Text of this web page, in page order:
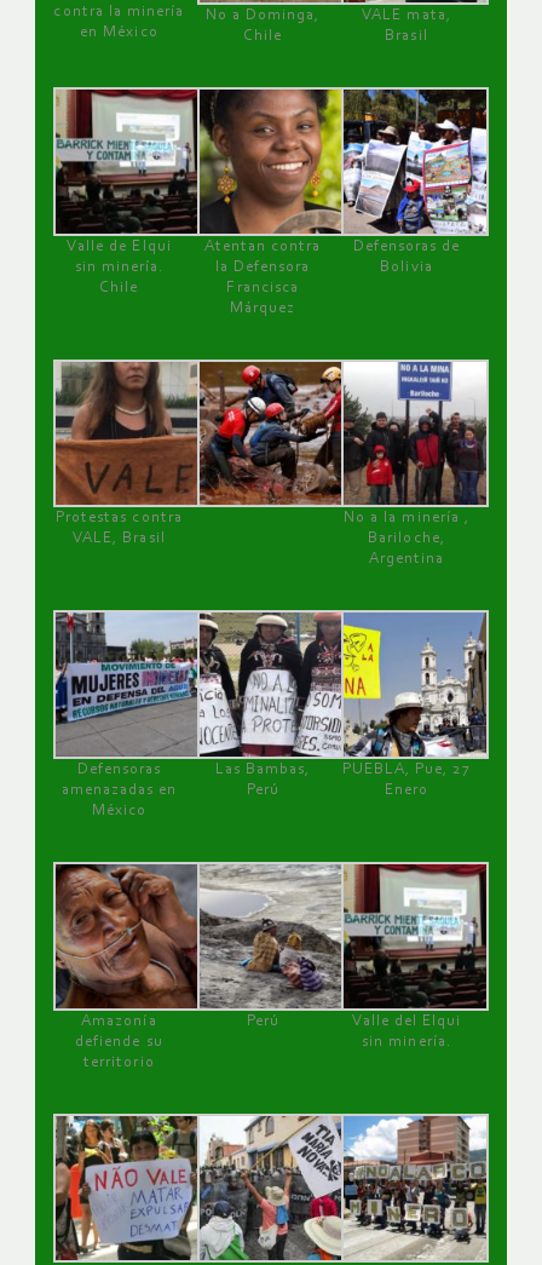
contra la minería
en México
No a Dominga,
Chile
VALE mata,
Brasil
Valle de Elqui
sin minería.
Chile
Atentan contra
la Defensora
Francisca
Márquez
Defensoras de
Bolivia
Protestas contra
VALE, Brasil
No a la minería ,
Bariloche,
Argentina
Defensoras
amenazadas en
México
Las Bambas,
Perú
PUEBLA, Pue, 27
Enero
Amazonía
defiende su
territorio
Perú
Valle del Elqui
sin minería.